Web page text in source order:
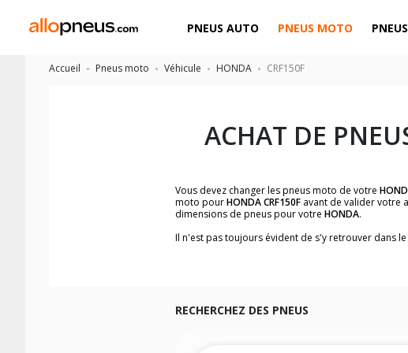
PNEUS AUTO PNEUS MOTO
Accueil Pneus moto Véhicule HONDA CRF150F
ACHAT DE
Vous devez changer les pneus moto de votre
moto pourHONDA CRF150F avant de valider votre
dimensions de pneus pour votre HONDA.
Il n'est pas toujours évident de s'y retrouver dans
Vous ne savez pas comment trouver les
facilement.
RECHERCHEZ DES PNEUS